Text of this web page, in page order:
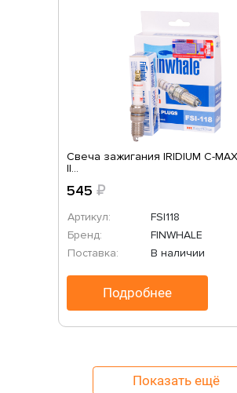
Свеча зажигания IRIDIUM C-
II...
545 ₽
Артикул:
FSI118
Бренд:
FINWHALE
Поставка:
В наличии
Подробнее
Показать ещё